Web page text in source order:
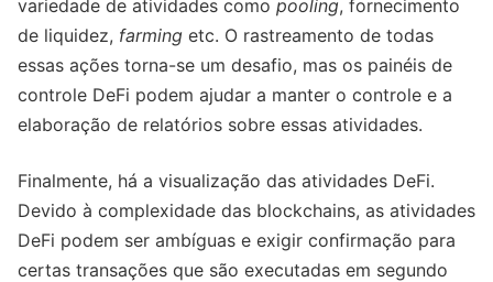
variedade de atividades como pooling, fornecimento
de liquidez, farming etc. O rastreamento de todas
essas ações torna-se um desafio, mas os painéis de
controle DeFi podem ajudar a manter o controle e a
elaboração de relatórios sobre essas atividades.
Finalmente, há a visualização das atividades DeFi.
Devido à complexidade das blockchains, as atividades
DeFi podem ser ambíguas e exigir confirmação para
certas transações que são executadas em segundo